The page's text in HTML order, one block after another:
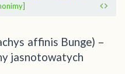
affinis Bunge) –
jasnotowatych